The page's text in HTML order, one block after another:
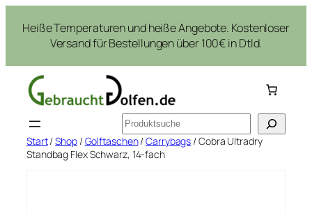
Inhalt
springen
Heiße Temperaturen und heiße Angebote. Kostenloser
Versand für Bestellungen über 100€ in Dtld.
Suchen
Start/Shop/Golftaschen/Carrybags / Cobra Ultradry
Standbag Flex Schwarz, 14-fach